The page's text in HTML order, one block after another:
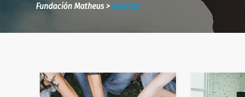
Fundación Matheus> Eventos